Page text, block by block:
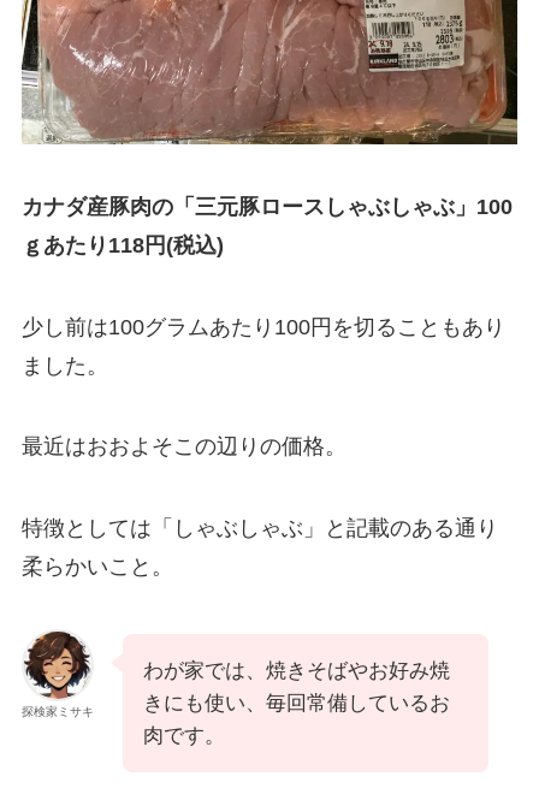
カナダ産豚肉の「三元豚ロースしゃぶしゃぶ」100
ｇあたり118円(税込)
少し前は100グラムあたり100円を切ることもあり
ました。
最近はおおよそこの辺りの価格。
特徴としては「しゃぶしゃぶ」と記載のある通り
柔らかいこと。
探検家ミサキ
わが家では、焼きそばやお好み焼
きにも使い、毎回常備しているお
肉です。